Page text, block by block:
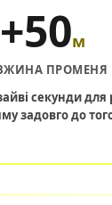
+50м
ПРОМЕНЯ
секунди
задовго до